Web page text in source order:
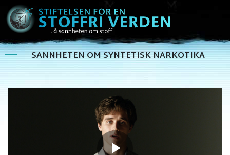
SANNHETEN OM SYNTETISK NARKOTIKA